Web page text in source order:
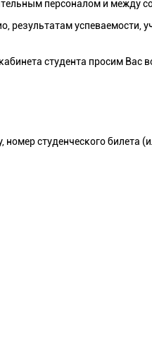
персоналом и между
результатам успеваемости,
студента просим Вас
студенческого билета